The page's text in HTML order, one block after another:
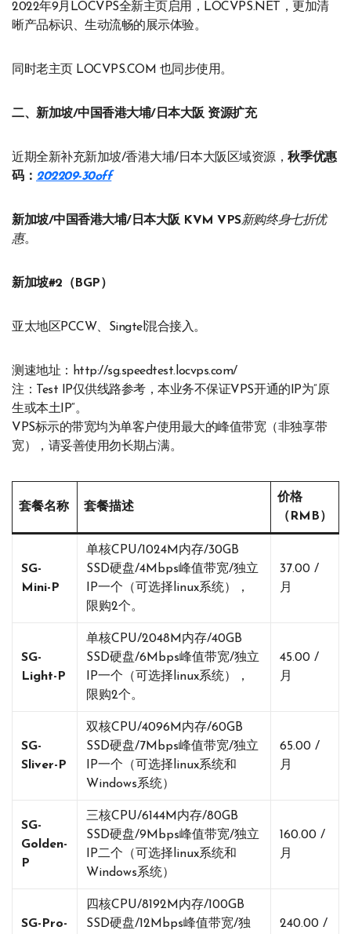
2022年9月LOCVPS全新主页启用，LOCVPS.NET，更加清
晰产品标识、生动流畅的展示体验。
同时老主页 LOCVPS.COM 也同步使用。
二、新加坡/中国香港大埔/日本大阪 资源扩充
近期全新补充新加坡/香港大埔/日本大阪区域资源，秋季优惠
码： 202209-30off
新加坡/中国香港大埔/日本大阪 KVM VPS新购终身七折优
惠。
新加坡#2（BGP）
亚太地区PCCW、Singtel混合接入。
测速地址：http://sg.speedtest.locvps.com/
注：Test IP仅供线路参考，本业务不保证VPS开通的IP为”原
生或本土IP“。
VPS标示的带宽均为单客户使用最大的峰值带宽（非独享带
宽），请妥善使用勿长期占满。
套餐名称 套餐描述
价格
（RMB）
SG-
Mini-P
单核CPU/1024M内存/30GB
SSD硬盘/4Mbps峰值带宽/独立
IP一个（可选择linux系统），
限购2个。
37.00 /
月
SG-
Light-P
单核CPU/2048M内存/40GB
SSD硬盘/6Mbps峰值带宽/独立
IP一个（可选择linux系统），
限购2个。
45.00 /
月
SG-
Sliver-P
双核CPU/4096M内存/60GB
SSD硬盘/7Mbps峰值带宽/独立
IP一个（可选择linux系统和
Windows系统）
65.00 /
月
SG-
Golden-
P
三核CPU/6144M内存/80GB
SSD硬盘/9Mbps峰值带宽/独立
IP二个（可选择linux系统和
Windows系统）
160.00 /
月
SG-Pro-
四核CPU/8192M内存/100GB
SSD硬盘/12Mbps峰值带宽/独
240.00 /